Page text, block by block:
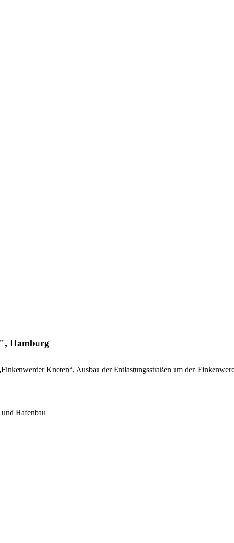
Hamburg
Knoten“, Ausbau der Entlastungsstraßen um den
und Hafenbau